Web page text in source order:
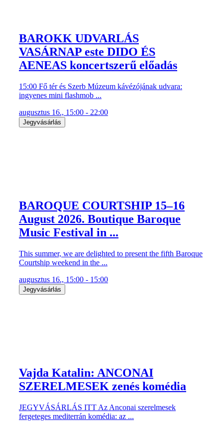
BAROKK UDVARLÁS
VASÁRNAP este DIDO ÉS
AENEAS koncertszerű előadás
15:00 Fő tér és Szerb Múzeum kávézójának udvara:
ingyenes mini flashmob ...
augusztus 16., 15:00 - 22:00
Jegyvásárlás
BAROQUE COURTSHIP 15–16
August 2026. Boutique Baroque
Music Festival in ...
This summer, we are delighted to present the fifth Baroque
Courtship weekend in the ...
augusztus 16., 15:00 - 15:00
Jegyvásárlás
Vajda Katalin: ANCONAI
SZERELMESEK zenés komédia
JEGYVÁSÁRLÁS ITT Az Anconai szerelmesek
fergeteges mediterrán komédia: az ...